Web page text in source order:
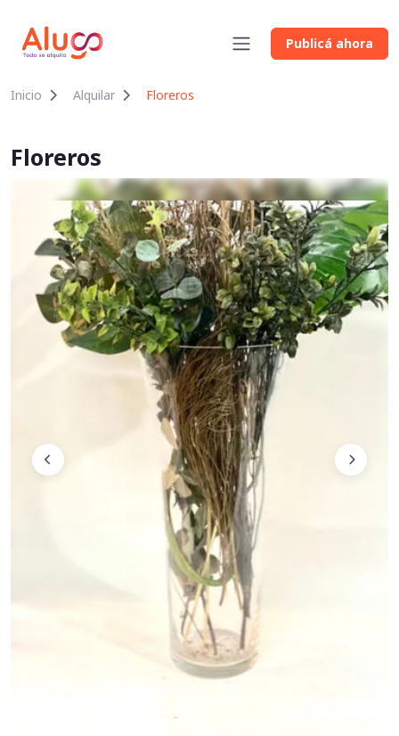
Publicá ahora
Inicio Alquilar Floreros
Floreros